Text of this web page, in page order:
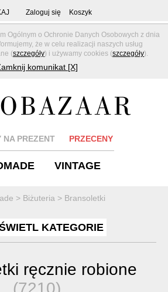
Ogólnym o Ochronie Danych Osobowych z dnia
że w celu realizacji naszych usług
(szczegóły) i używamy cookies (szczegóły).
komunikat [X]
Zaloguj się Koszyk
NA PREZENT PRZECENY
VINTAGE
> Biżuteria > Bransoletki
KATEGORIE
ręcznie robione
(7210)